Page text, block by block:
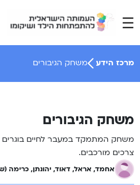
content
מרכז הידע משחק הגיבורים
משחק הגיבורים
משחק המתמקד במעבר לחיים בוגרים
צרכים מורכבים.
אחמד, אראל, דאוד, יהונתן, כרימה